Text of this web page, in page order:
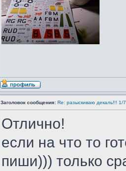
Заголовок сообщения: Re: разыскиваю декаль!!! 1/
Отлично!
если на что то
пиши))) только